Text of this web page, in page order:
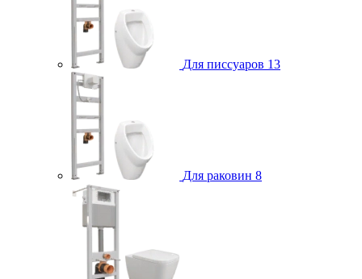
Для писсуаров 13
Для раковин 8